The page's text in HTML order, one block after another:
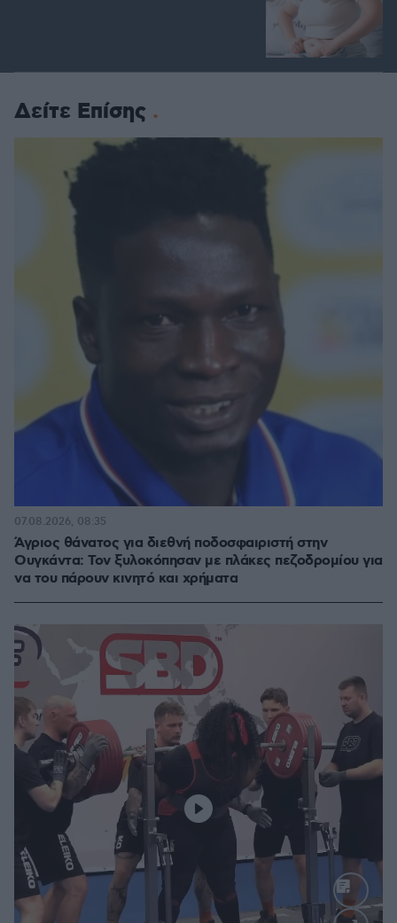
Δείτε Επίσης
Άγριος θάνατος για διεθνή ποδοσφαιριστή στην
Ουγκάντα: Τον ξυλοκόπησαν με πλάκες πεζοδρομίου για
να του πάρουν κινητό και χρήματα
07.08.2026, 08:35